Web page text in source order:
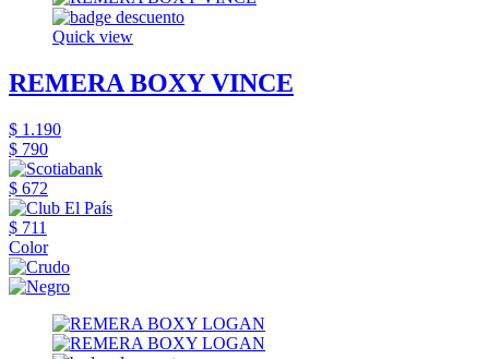
Quick view
REMERA BOXY VINCE
$ 1.190
$ 790
$ 672
$ 711
Color